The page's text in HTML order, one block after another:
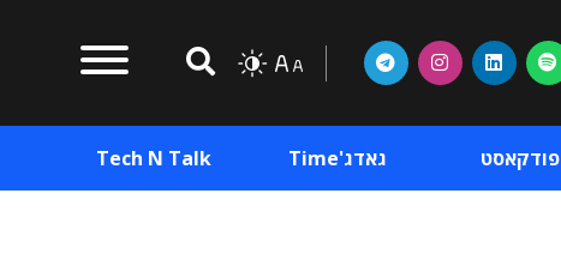
פודקאסט גאדג'Time Tech N Talk